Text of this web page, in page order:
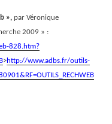
», par Véronique
2009 » :
828.htm?
>http://www.adbs.fr/outils-